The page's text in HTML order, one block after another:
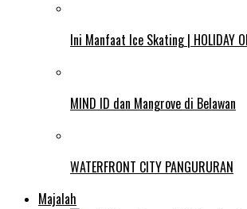
Ini Manfaat Ice Skating | HOLIDAY
MIND ID dan Mangrove di Belawan
WATERFRONT CITY PANGURURAN
Majalah